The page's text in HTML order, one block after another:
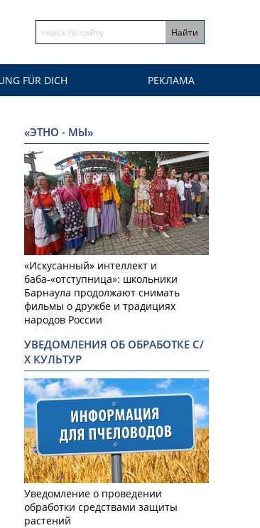
FÜR DICH РЕКЛАМА
«ЭТНО - МЫ»
«Искусанный» интеллект и
баба-«отступница»: школьники
Барнаула продолжают снимать
фильмы о дружбе и традициях
народов России
УВЕДОМЛЕНИЯ ОБ ОБРАБОТКЕ С/
Х КУЛЬТУР
Уведомление о проведении
обработки средствами защиты
растений